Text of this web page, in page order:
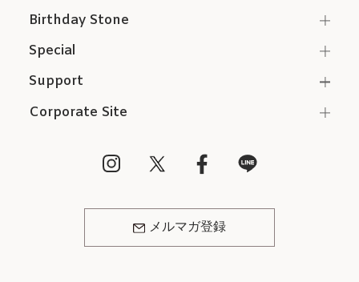
Support
Corporate Site
メルマガ登録
Birthday Stone
Special